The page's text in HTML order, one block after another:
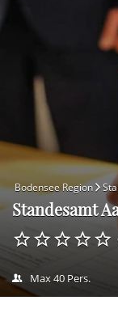
Bodensee Region
Standesamt
Max 40 Pers.